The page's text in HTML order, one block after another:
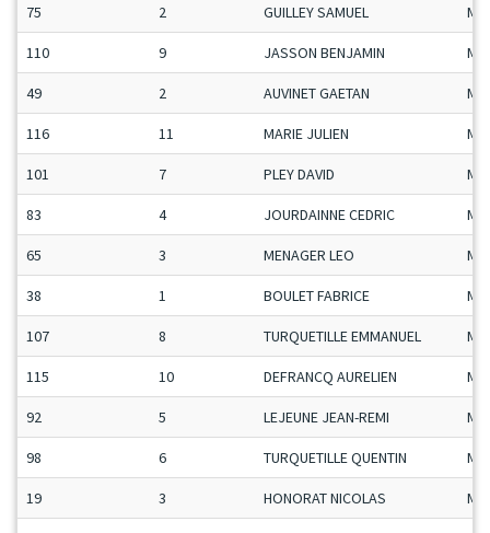
75 2 GUILLEY SAMUEL
110 9 JASSON BENJAMIN
49 2 AUVINET GAETAN
116 11 MARIE JULIEN
101 7 PLEY DAVID
83 4 JOURDAINNE CEDRIC
65 3 MENAGER LEO
38 1 BOULET FABRICE
107 8 TURQUETILLE EMMANUEL
115 10 DEFRANCQ AURELIEN
92 5 LEJEUNE JEAN-REMI
98 6 TURQUETILLE QUENTIN
19 3 HONORAT NICOLAS